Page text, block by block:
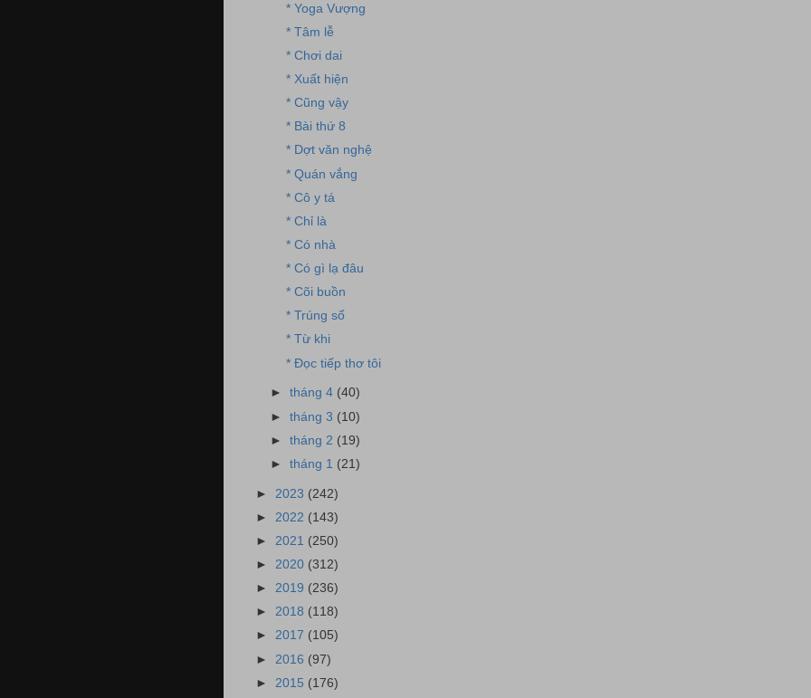
* Yoga Vượng
* Tâm lễ
* Chơi dai
* Xuất hiện
* Cũng vậy
* Bài thứ 8
* Dợt văn nghệ
* Quán vắng
* Cô y tá
* Chỉ là
* Có nhà
* Có gì lạ đâu
* Cõi buồn
* Trúng số
* Từ khi
* Đọc tiếp thơ tôi
►tháng 4 (40)
►tháng 3 (10)
►tháng 2 (19)
►tháng 1 (21)
► 2023 (242)
► 2022 (143)
► 2021 (250)
► 2020 (312)
► 2019 (236)
► 2018 (118)
► 2017 (105)
► 2016 (97)
► 2015 (176)